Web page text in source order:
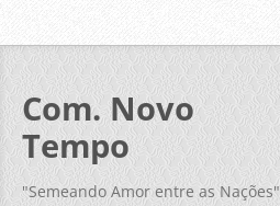
Com. Novo
Tempo
"Semeando Amor entre as Nações"